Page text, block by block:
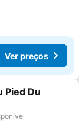
Ver preços
favoritos
Pied Du